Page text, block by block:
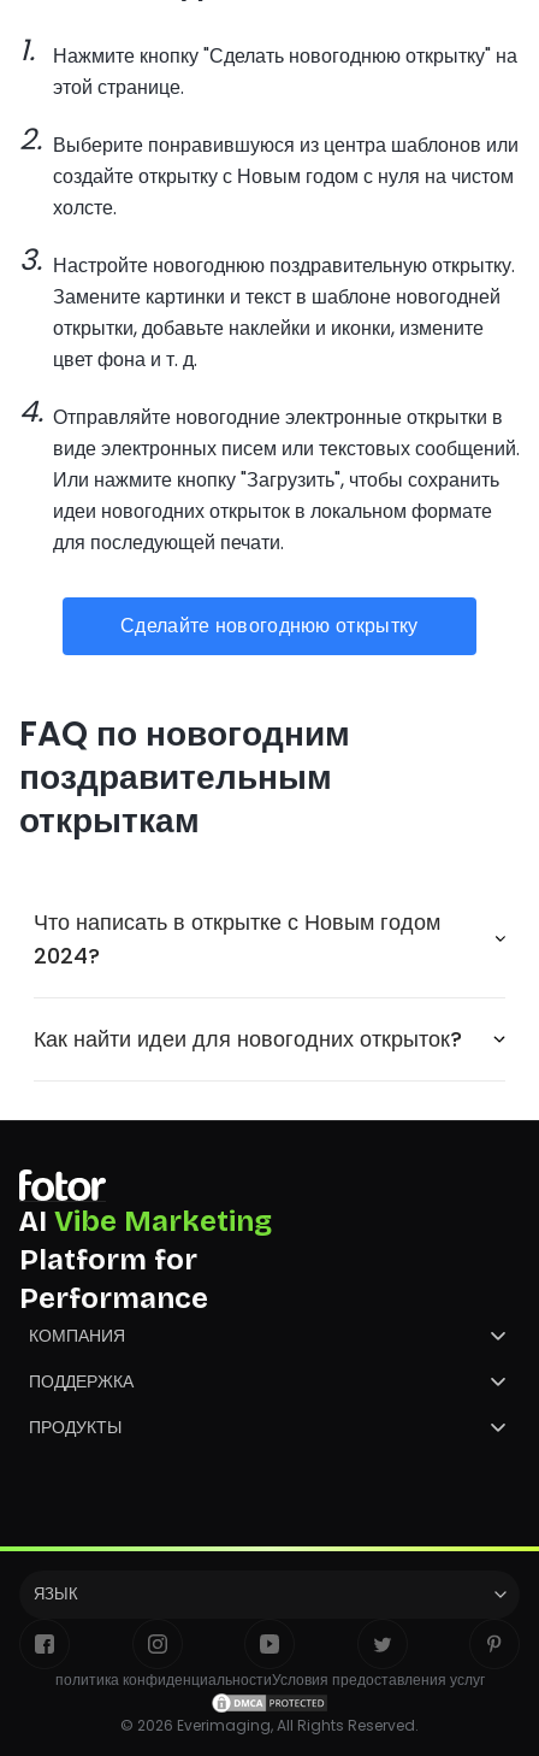
Нажмите кнопку "Сделать новогоднюю открытку" на
этой странице.
Выберите понравившуюся из центра шаблонов или
создайте открытку с Новым годом с нуля на чистом
холсте.
Настройте новогоднюю поздравительную открытку.
Замените картинки и текст в шаблоне новогодней
открытки, добавьте наклейки и иконки, измените
цвет фона и т. д.
Отправляйте новогодние электронные открытки в
виде электронных писем или текстовых сообщений.
Или нажмите кнопку "Загрузить", чтобы сохранить
идеи новогодних открыток в локальном формате
для последующей печати.
Сделайте новогоднюю открытку
FAQ по новогодним
поздравительным
открыткам
Что написать в открытке с Новым годом
2024?
Как найти идеи для новогодних открыток?
AI Vibe Marketing
Platform for
Performance
КОМПАНИЯ
О Нас
Свяжитесь с Нами
ПОДДЕРЖКА
Центр помощи
ПРОДУКТЫ
ЯЗЫК
политика конфиденциальностиУсловия предоставления услуг
© 2026 Everimaging, All Rights Reserved.